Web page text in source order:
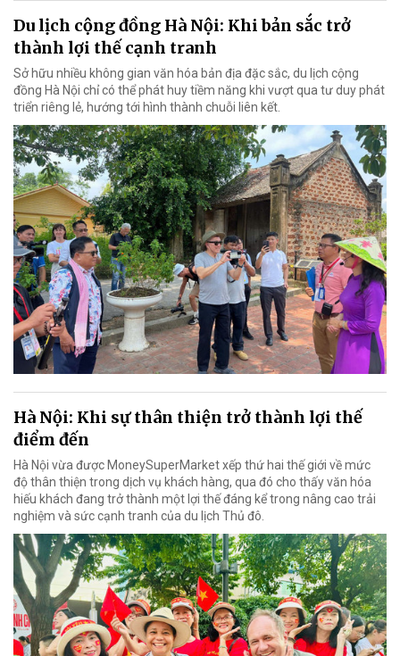
Du lịch cộng đồng Hà Nội: Khi bản sắc trở
thành lợi thế cạnh tranh
Sở hữu nhiều không gian văn hóa bản địa đặc sắc, du lịch cộng
đồng Hà Nội chỉ có thể phát huy tiềm năng khi vượt qua tư duy phát
triển riêng lẻ, hướng tới hình thành chuỗi liên kết.
Hà Nội: Khi sự thân thiện trở thành lợi thế
điểm đến
Hà Nội vừa được MoneySuperMarket xếp thứ hai thế giới về mức
độ thân thiện trong dịch vụ khách hàng, qua đó cho thấy văn hóa
hiếu khách đang trở thành một lợi thế đáng kể trong nâng cao trải
nghiệm và sức cạnh tranh của du lịch Thủ đô.